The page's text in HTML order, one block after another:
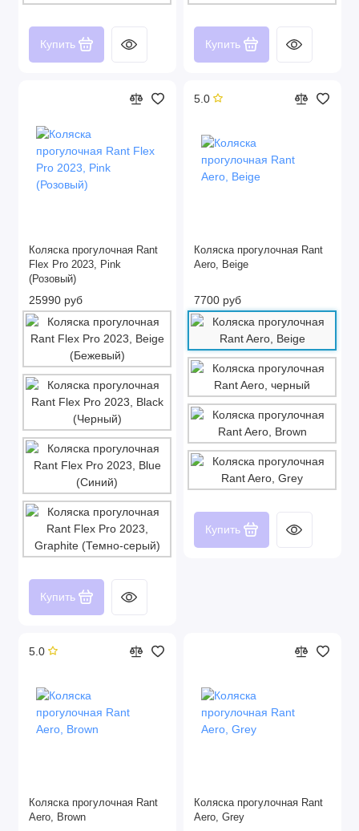
Купить Купить
Коляска прогулочная Rant
Flex Pro 2023, Pink
(Розовый)
25990 руб
Купить
5.0
Коляска прогулочная Rant
Aero, Beige
7700 руб
Купить
5.0
Коляска прогулочная Rant
Aero, Brown
Коляска прогулочная Rant
Aero, Grey